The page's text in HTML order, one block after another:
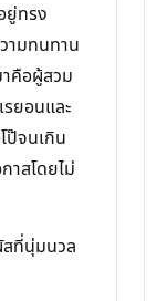
ยู่ทรง
ามทนทาน
าคือผู้สวม
รยอนและ
ป๊จนเกิน
าสโดยไม่
สที่นุ่มนวล